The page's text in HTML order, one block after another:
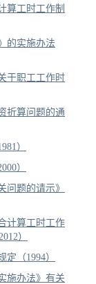
算工时工作制
的实施办法
于职工工作时
折算问题的通
）
）
问题的请示》
计算工时工作
）
（1994）
施办法》有关